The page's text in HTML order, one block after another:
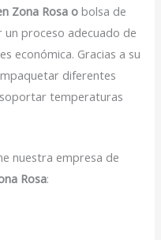
Zona Rosa o bolsa de
proceso adecuado de
económica. Gracias a su
diferentes
temperaturas
nuestra empresa de
Rosa: